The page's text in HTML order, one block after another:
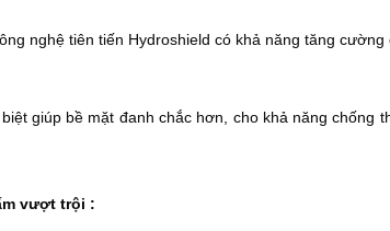
nghệ tiên tiến Hydroshield có khả năng tăng
giúp bề mặt đanh chắc hơn, cho khả năng
vượt trội :